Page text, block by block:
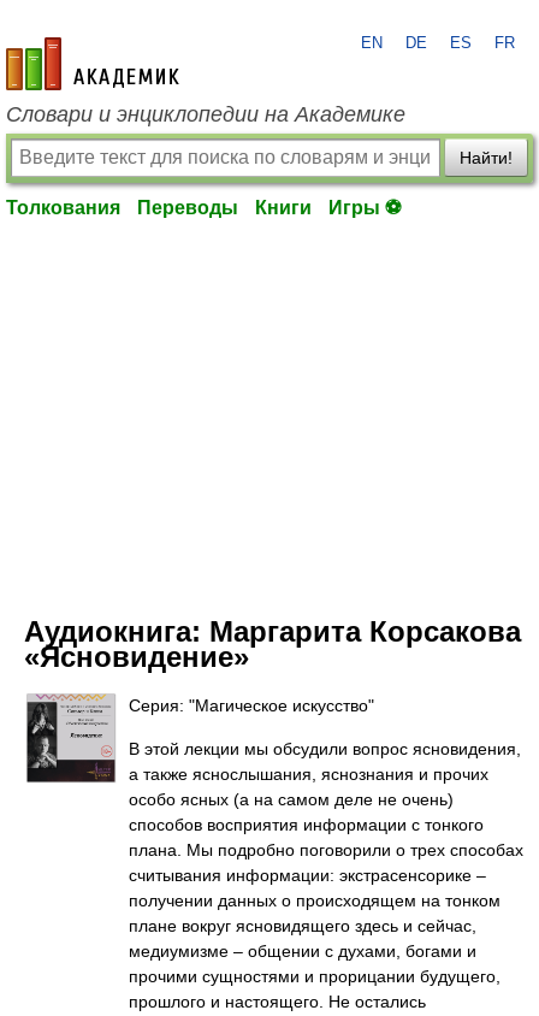
academic.ru
EN DE ES FR
Словари и энциклопедии на Академике
Найти!
Толкования Переводы Книги Игры ⚽
Аудиокнига: Маргарита Корсакова
«Ясновидение»
Серия: "Магическое искусство"
В этой лекции мы обсудили вопрос ясновидения,
а также яснослышания, яснознания и прочих
особо ясных (а на самом деле не очень)
способов восприятия информации с тонкого
плана. Мы подробно поговорили о трех способах
считывания информации: экстрасенсорике –
получении данных о происходящем на тонком
плане вокруг ясновидящего здесь и сейчас,
медиумизме – общении с духами, богами и
прочими сущностями и прорицании будущего,
прошлого и настоящего. Не остались